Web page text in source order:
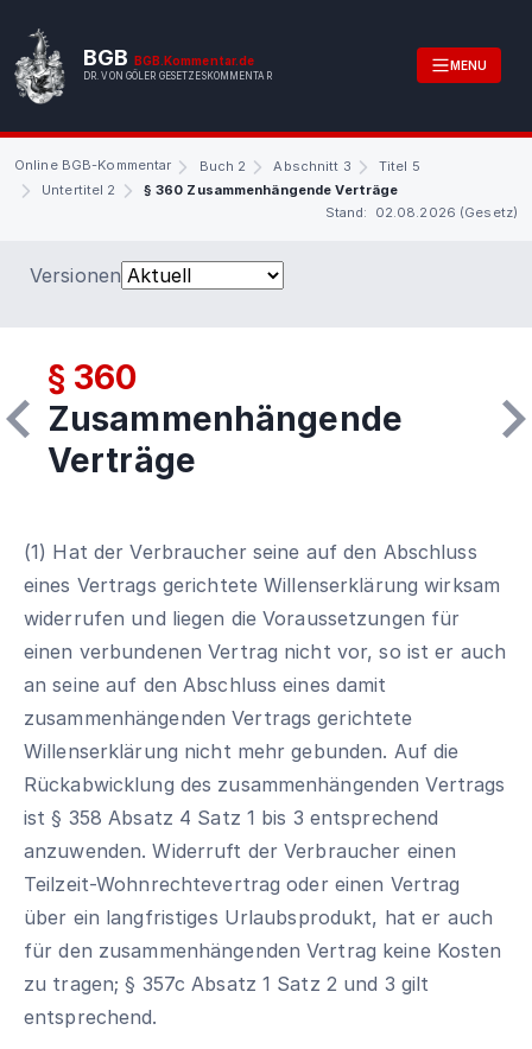
BGB BGB.Kommentar.de
DR. VON GÖLER GESETZESKOMMENTAR
MENU
Online BGB-Kommentar Buch 2 Abschnitt 3
Titel 5
Untertitel 2
§ 360 Zusammenhängende Verträge
Stand: 02.08.2026 (Gesetz)
Versionen
§ 360
Zusammenhängende
Verträge
(1) Hat der Verbraucher seine auf den Abschluss
eines Vertrags gerichtete Willenserklärung wirksam
widerrufen und liegen die Voraussetzungen für
einen verbundenen Vertrag nicht vor, so ist er auch
an seine auf den Abschluss eines damit
zusammenhängenden Vertrags gerichtete
Willenserklärung nicht mehr gebunden. Auf die
Rückabwicklung des zusammenhängenden Vertrags
ist § 358 Absatz 4 Satz 1 bis 3 entsprechend
anzuwenden. Widerruft der Verbraucher einen
Teilzeit-Wohnrechtevertrag oder einen Vertrag
über ein langfristiges Urlaubsprodukt, hat er auch
für den zusammenhängenden Vertrag keine Kosten
zu tragen; § 357c Absatz 1 Satz 2 und 3 gilt
entsprechend.